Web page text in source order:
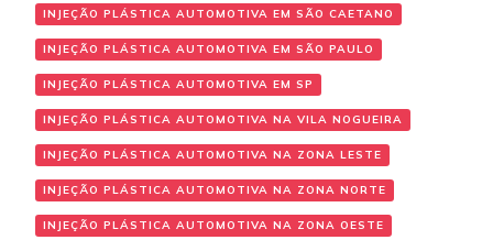
INJEÇÃO PLÁSTICA AUTOMOTIVA EM SÃO CAETANO
INJEÇÃO PLÁSTICA AUTOMOTIVA EM SÃO PAULO
INJEÇÃO PLÁSTICA AUTOMOTIVA EM SP
INJEÇÃO PLÁSTICA AUTOMOTIVA NA VILA NOGUEIRA
INJEÇÃO PLÁSTICA AUTOMOTIVA NA ZONA LESTE
INJEÇÃO PLÁSTICA AUTOMOTIVA NA ZONA NORTE
INJEÇÃO PLÁSTICA AUTOMOTIVA NA ZONA OESTE